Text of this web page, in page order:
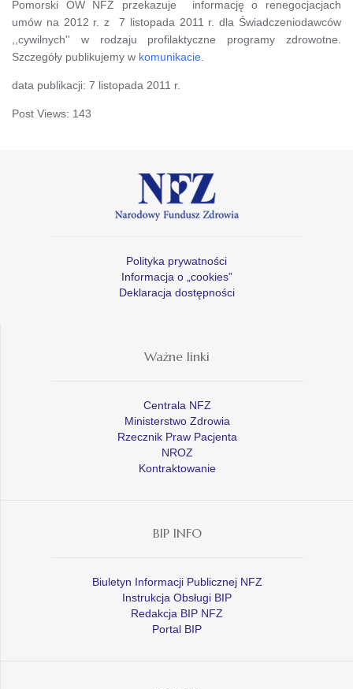
Pomorski OW NFZ przekazuje informację o renegocjacjach
umów na 2012 r. z 7 listopada 2011 r. dla Świadczeniodawców
,,cywilnych'' w rodzaju profilaktyczne programy zdrowotne.
Szczegóły publikujemy w komunikacie
data publikacji: 7 listopada 2011 r.
Post Views: 143
Polityka prywatności
Informacja o „cookies”
Deklaracja dostępności
Ważne linki
Centrala NFZ
Ministerstwo Zdrowia
Rzecznik Praw Pacjenta
NROZ
Kontraktowanie
BIP INFO
Biuletyn Informacji Publicznej NFZ
Instrukcja Obsługi BIP
Redakcja BIP NFZ
Portal BIP